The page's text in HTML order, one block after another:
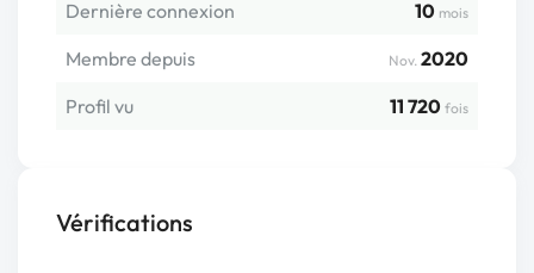
Dernière connexion 10 mois
Membre depuis Nov. 2020
Profil vu
11 720 fois
Vérifications